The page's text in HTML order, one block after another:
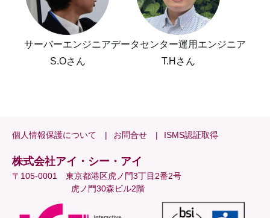
サーバーエンジニア
S.Oさん
データセンター運用エンジニア
T.Hさん
個人情報保護について お問合せ ISMS認証取得
株式会社アイ・シー・アイ
〒105-0001 東京都港区虎ノ門3丁目2番2号
虎ノ門30森ビル2階